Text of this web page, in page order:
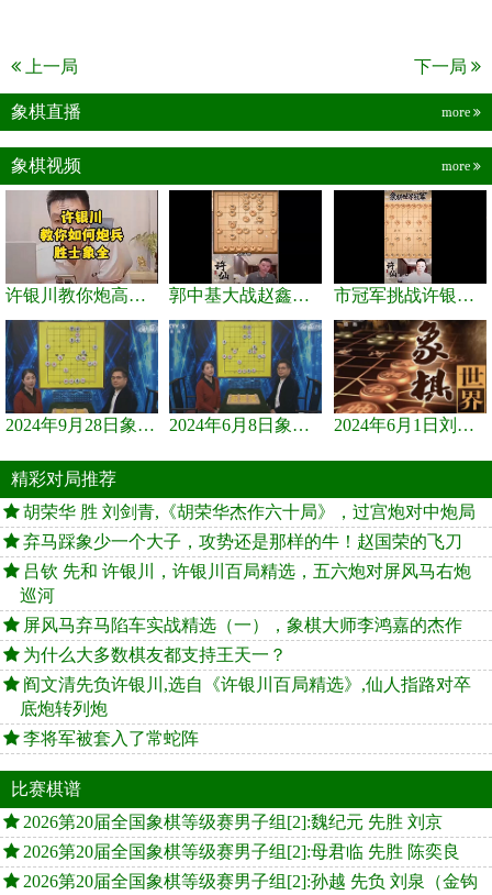
上一局 下一局
象棋直播 more
象棋视频 more
许银川教你炮高兵士象全如何赢士象全，简单四步即可 郭中基大战赵鑫鑫，许银川激情讲解 市冠军挑战许银川，急进中兵变化真激烈！
2024年9月28日象棋世界栏目，刘君、蒋川讲解了第九届杨官璘杯象棋... 2024年6月8日象棋世界，刘君、蒋川讲解了第九届杨官璘杯全国象棋... 2024年6月1日刘君、蒋川讲解第三届上海杯象棋大师赛谢靖与李少庚...
精彩对局推荐
胡荣华 胜 刘剑青,《胡荣华杰作六十局》，过宫炮对中炮局
弃马踩象少一个大子，攻势还是那样的牛！赵国荣的飞刀
吕钦 先和 许银川，许银川百局精选，五六炮对屏风马右炮
巡河
屏风马弃马陷车实战精选（一），象棋大师李鸿嘉的杰作
为什么大多数棋友都支持王天一？
阎文清先负许银川,选自《许银川百局精选》,仙人指路对卒
底炮转列炮
李将军被套入了常蛇阵
比赛棋谱
2026第20届全国象棋等级赛男子组[2]:魏纪元 先胜 刘京
2026第20届全国象棋等级赛男子组[2]:母君临 先胜 陈奕良
2026第20届全国象棋等级赛男子组[2]:孙越 先负 刘泉（金钩